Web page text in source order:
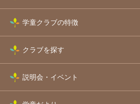
学童クラブの特徴
クラブを探す
説明会・イベント